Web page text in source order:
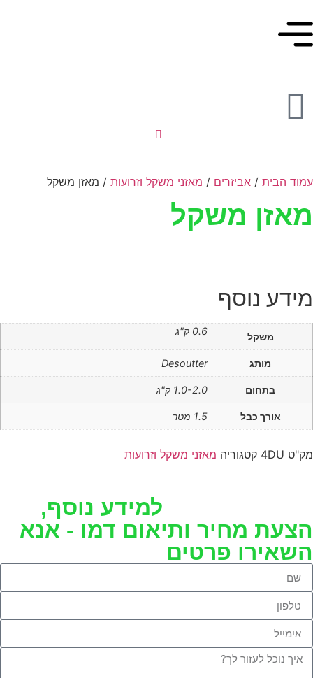
עמוד הבית / אביזרים / מאזני משקל וזרועות / מאזן משקל
מאזן משקל
מידע נוסף
משקל 0.6 ק"ג
מותג Desoutter
בתחום 1.0-2.0 ק"ג
אורך כבל 1.5 מטר
מק"ט 4DU קטגוריה מאזני משקל וזרועות
למידע נוסף,
הצעת מחיר ותיאום דמו - אנא
השאירו פרטים